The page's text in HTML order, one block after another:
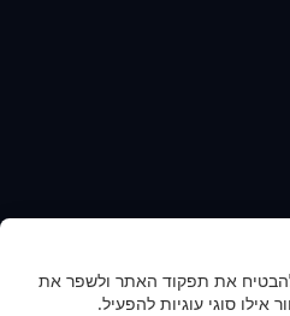
את תפקוד האתר ולשפר את
סוגי עוגיות להפעיל.